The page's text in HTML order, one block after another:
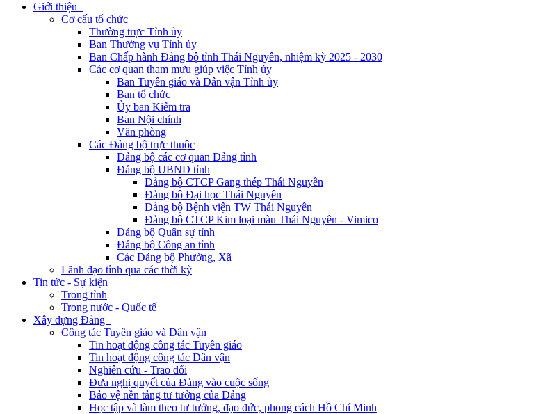
Giới thiệu
Cơ cấu tổ chức
Thường trực Tỉnh ủy
Ban Thường vụ Tỉnh ủy
Ban Chấp hành Đảng bộ tỉnh Thái Nguyên, nhiệm kỳ 2025 - 2030
Các cơ quan tham mưu giúp việc Tỉnh ủy
Ban Tuyên giáo và Dân vận Tỉnh ủy
Ban tổ chức
Ủy ban Kiểm tra
Ban Nội chính
Văn phòng
Các Đảng bộ trực thuộc
Đảng bộ các cơ quan Đảng tỉnh
Đảng bộ UBND tỉnh
Đảng bộ CTCP Gang thép Thái Nguyên
Đảng bộ Đại học Thái Nguyên
Đảng bộ Bệnh viện TW Thái Nguyên
Đảng bộ CTCP Kim loại màu Thái Nguyên - Vimico
Đảng bộ Quân sự tỉnh
Đảng bộ Công an tỉnh
Các Đảng bộ Phường, Xã
Lãnh đạo tỉnh qua các thời kỳ
Tin tức - Sự kiện
Trong tỉnh
Trong nước - Quốc tế
Xây dựng Đảng
Công tác Tuyên giáo và Dân vận
Tin hoạt động công tác Tuyên giáo
Tin hoạt động công tác Dân vận
Nghiên cứu - Trao đổi
Đưa nghị quyết của Đảng vào cuộc sống
Bảo vệ nền tảng tư tưởng của Đảng
Học tập và làm theo tư tưởng, đạo đức, phong cách Hồ Chí Minh